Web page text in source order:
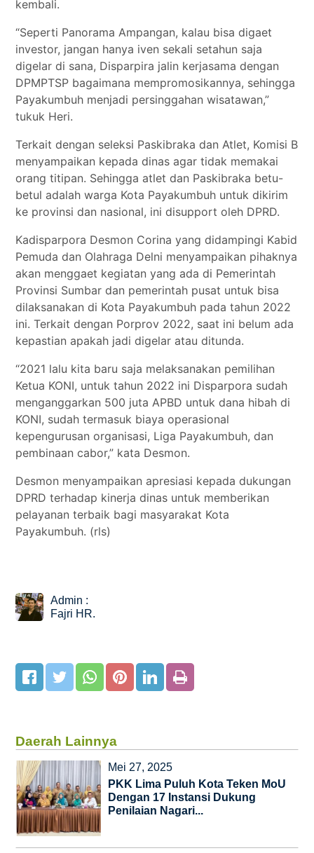
kembali.
“Seperti Panorama Ampangan, kalau bisa digaet
investor, jangan hanya iven sekali setahun saja
digelar di sana, Disparpira jalin kerjasama dengan
DPMPTSP bagaimana mempromosikannya, sehingga
Payakumbuh menjadi persinggahan wisatawan,”
tukuk Heri.
Terkait dengan seleksi Paskibraka dan Atlet, Komisi B
menyampaikan kepada dinas agar tidak memakai
orang titipan. Sehingga atlet dan Paskibraka betu-
betul adalah warga Kota Payakumbuh untuk dikirim
ke provinsi dan nasional, ini disupport oleh DPRD.
Kadisparpora Desmon Corina yang didampingi Kabid
Pemuda dan Olahraga Delni menyampaikan pihaknya
akan menggaet kegiatan yang ada di Pemerintah
Provinsi Sumbar dan pemerintah pusat untuk bisa
dilaksanakan di Kota Payakumbuh pada tahun 2022
ini. Terkait dengan Porprov 2022, saat ini belum ada
kepastian apakah jadi digelar atau ditunda.
“2021 lalu kita baru saja melaksanakan pemilihan
Ketua KONI, untuk tahun 2022 ini Disparpora sudah
menganggarkan 500 juta APBD untuk dana hibah di
KONI, sudah termasuk biaya operasional
kepengurusan organisasi, Liga Payakumbuh, dan
pembinaan cabor,” kata Desmon.
Desmon menyampaikan apresiasi kepada dukungan
DPRD terhadap kinerja dinas untuk memberikan
pelayanan terbaik bagi masyarakat Kota
Payakumbuh. (rls)
Admin :
Fajri HR.
Daerah Lainnya
Mei 27, 2025
PKK Lima Puluh Kota Teken MoU
Dengan 17 Instansi Dukung
Penilaian Nagari...